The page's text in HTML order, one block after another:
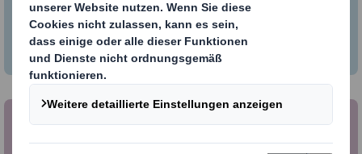
Schülerpraktikum
Ferienjobs